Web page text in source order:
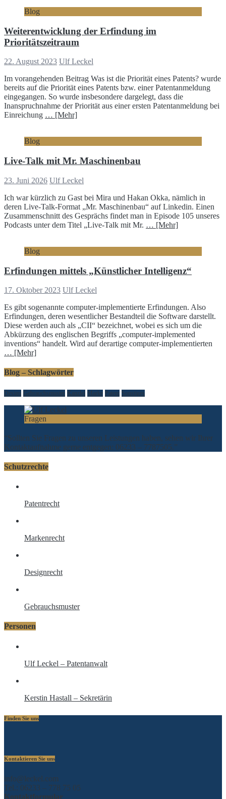
Blog
Weiterentwicklung der Erfindung im
Prioritätszeitraum
22. August 2023 Ulf Leckel
Im vorangehenden Beitrag Was ist die Priorität eines Patents? wurde
bereits auf die Priorität eines Patents bzw. einer Patentanmeldung
eingegangen. So wurde insbesondere dargelegt, dass die
Inanspruchnahme der Priorität aus einer ersten Patentanmeldung bei
Einreichung … [Mehr]
Blog
Live-Talk mit Mr. Maschinenbau
23. Juni 2026 Ulf Leckel
Ich war kürzlich zu Gast bei Mira und Hakan Okka, nämlich in
deren Live-Talk-Format „Mr. Maschinenbau“ auf Linkedin. Einen
Zusammenschnitt des Gesprächs findet man in Episode 105 unseres
Podcasts unter dem Titel „Live-Talk mit Mr. … [Mehr]
Blog
Erfindungen mittels „Künstlicher Intelligenz“
17. Oktober 2023 Ulf Leckel
Es gibt sogenannte computer-implementierte Erfindungen. Also
Erfindungen, deren wesentlicher Bestandteil die Software darstellt.
Diese werden auch als „CII“ bezeichnet, wobei es sich um die
Abkürzung des englischen Begriffs „computer-implemented
inventions“ handelt. Wird auf derartige computer-implementierten
… [Mehr]
Blog – Schlagwörter
Design Gebrauchsmuster Kanzlei Marke Patent Sonstiges
Fragen
“Sollten Sie Fragen zu unseren Leistungen haben, sehen wir Ihrer
Kontaktaufnahme gerne entgegen: 06233 – 7787505.”
Schutzrechte
Patentrecht
Markenrecht
Designrecht
Gebrauchsmuster
Personen
Ulf Leckel – Patentanwalt
Kerstin Hastall – Sekretärin
Finden Sie uns
Kontaktieren Sie uns
info@leckel.com
Tel.: 06233 – 778 75 05
Kontaktformular